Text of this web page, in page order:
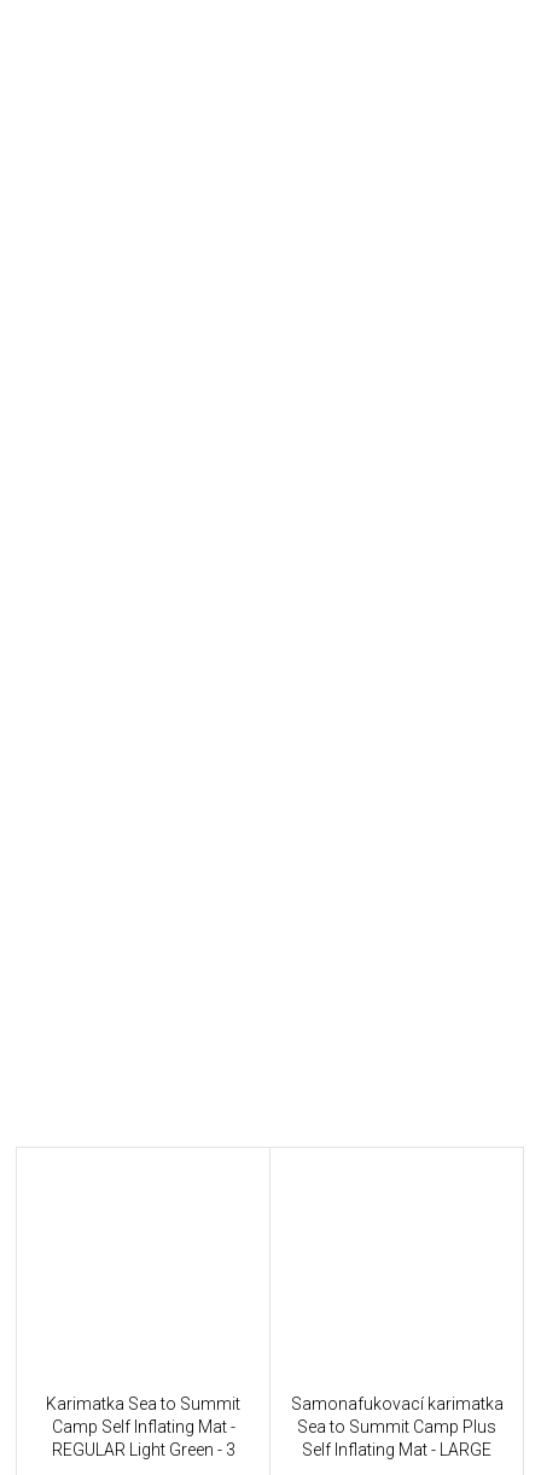
Karimatka Sea to Summit
Camp Self Inflating Mat -
REGULAR Light Green - 3
Samonafukovací karimatka
Sea to Summit Camp Plus
Self Inflating Mat - LARGE